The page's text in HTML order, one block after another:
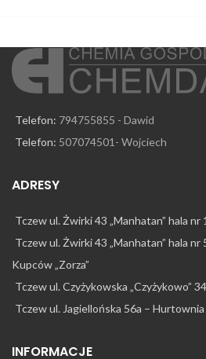
Telefon: 794755855 - Dawid
Telefon: 507074501- Wojciech
ADRESY
Tczew ul. Żwirki 43 „Manhatan” hala nr
Tczew ul. Żwirki 43 „Manhatan” hala
Kupców „Zorza”
Tczew ul. Czyżykowska „Czyżykowo”
Tczew ul. Jagiellońska 56a – Hurtownia
INFORMACJE